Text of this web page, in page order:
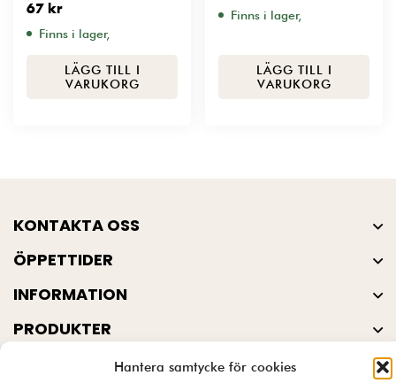
Hantera samtycke för cookies
67 kr
Finns i lager,
LÄGG TILL I
VARUKORG
Finns i lager,
LÄGG TILL I
VARUKORG
KONTAKTA OSS
ÖPPETTIDER
INFORMATION
PRODUKTER